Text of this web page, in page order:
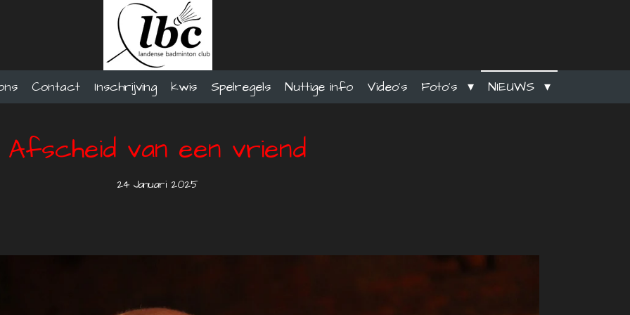
Contact Inschrijving kwis Spelregels Nuttige info Video's Foto's NIEUWS
Afscheid van een vriend
24 Januari 2025